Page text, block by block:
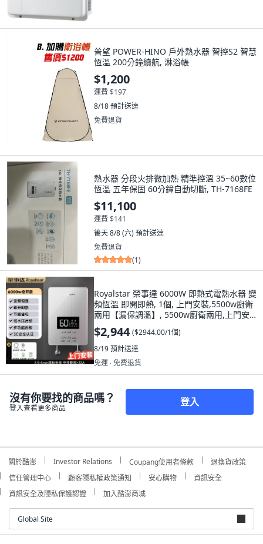
普望 POWER-HINO 戶外熱水器 智控S2 智慧
恆溫 200分鐘續航, 淋浴帳
$1,200
運費 $197
8/18預計送達
免費退貨
熱水器 分段火排微加熱 精準控溫 35~60數位
恆溫 五年保固 60分鐘自動切斷, TH-7168FE
$11,100
運費 $141
後天 8/8 (六) 預計送達
免費退貨
(1)
Royalstar 榮事達 6000W 即熱式電熱水器 變
頻恆溫 即開即熱, 1個, 上門安裝,5500w廚衛
兩用【漏保調溫】, 5500w廚衛兩用,上門安
裝,漏保調溫
$2,944 ($2944.00/1個)
8/19預計送達
免運 ∙ 免費退貨
沒有你要找的商品嗎？
登入查看更多商品 登入
關於酷澎 Investor Relations Coupang使用者條款
退換貨政策
信任管理中心
顧客隱私權政策通知 安心購物
資訊安全
資訊安全及隱私保護認證
加入酷澎商城
Global Site